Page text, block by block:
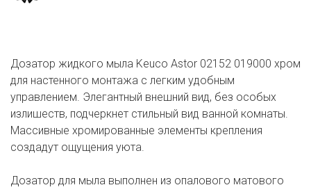
Дозатор жидкого мыла Keuco Astor 02152 019000 хром
для настенного монтажа с легким удобным
управлением. Элегантный внешний вид, без особых
излишеств, подчеркнет стильный вид ванной комнаты.
Массивные хромированные элементы крепления
создадут ощущения уюта.
Дозатор для мыла выполнен из опалового матового